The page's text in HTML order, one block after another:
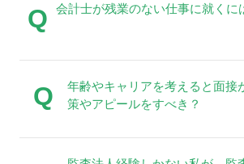
Q 会計士が残業のない仕事に就くに
Q
年齢やキャリアを考えると面接
策やアピールをすべき？